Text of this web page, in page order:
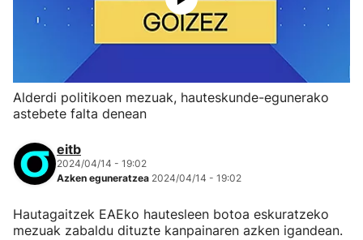
Alderdi politikoen mezuak, hauteskunde-egunerako
astebete falta denean
eitb
2024/04/14 - 19:02
Azken eguneratzea 2024/04/14 - 19:02
Hautagaitzek EAEko hautesleen botoa eskuratzeko
mezuak zabaldu dituzte kanpainaren azken igandean.